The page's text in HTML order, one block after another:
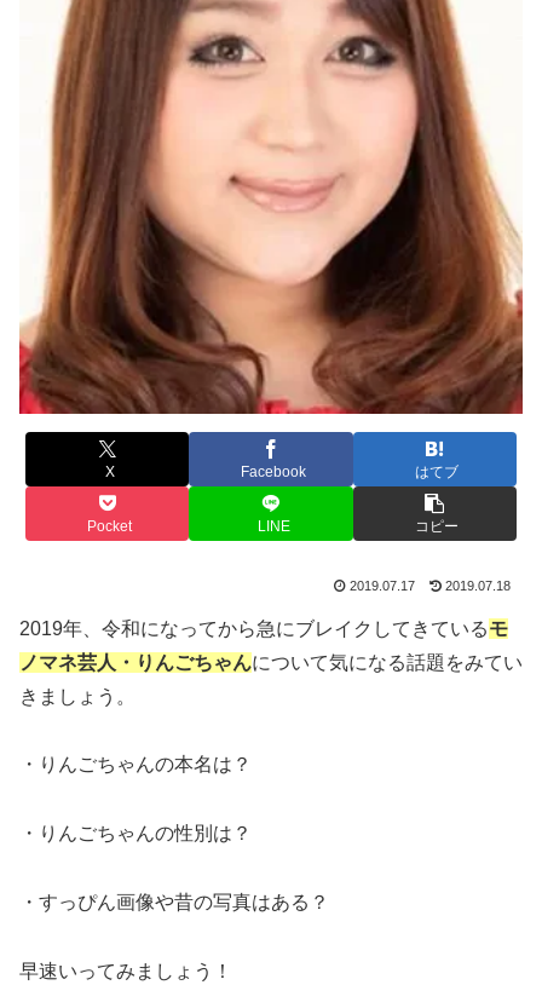
X Facebook はてブ
Pocket LINE コピー
2019.07.17 2019.07.18
2019年、令和になってから急にブレイクしてきているモ
ノマネ芸人・りんごちゃんについて気になる話題をみてい
きましょう。
・りんごちゃんの本名は？
・りんごちゃんの性別は？
・すっぴん画像や昔の写真はある？
早速いってみましょう！